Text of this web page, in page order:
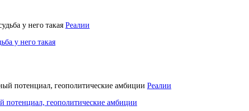
Реалии
у него такая
Реалии
геополитические амбиции